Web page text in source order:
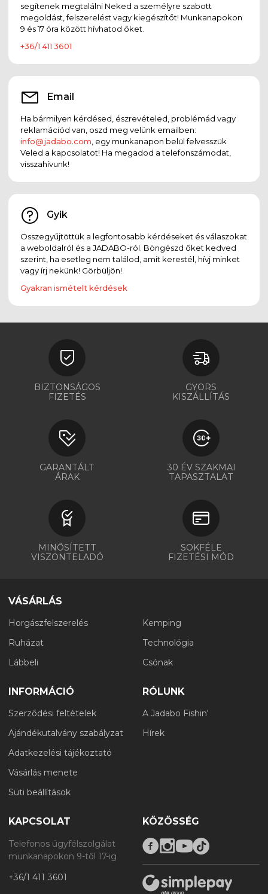
segítenek megtalálni Neked a személyre szabott
megoldást, felszerelést vagy kiegészítőt! Munkanapokon
9 és 17 óra között hívhatod őket.
+36/1 411 3601
Email
Ha bármilyen kérdésed, észrevételed, problémád vagy
reklamációd van, oszd meg velünk emailben:
info@jadabo.com , egy munkanapon belül felvesszük
Veled a kapcsolatot! Ha megadod a telefonszámodat,
visszahívunk!
Gyik
Összegyűjtöttük a legfontosabb kérdéseket és válaszokat
a weboldalról és a JADABO-ról. Böngészd őket kedved
szerint, ha esetleg nem találod, amit kerestél, hívj minket
vagy írj nekünk! Görbüljön!
Gyakran ismételt kérdések
BIZTONSÁGOS
FIZETÉS
GYORS
KISZÁLLÍTÁS
GARANTÁLT
ÁRAK
30 ÉV SZAKMAI
TAPASZTALAT
MINŐSÍTETT
VISZONTELADÓ
SOKFÉLE
FIZETÉSI MÓD
VÁSÁRLÁS
Horgászfelszerelés
Ruházat
Lábbeli
Kemping
Technológia
Csónak
INFORMÁCIÓ
Szerződési feltételek
Ajándékutalvány szabályzat
Adatkezelési tájékoztató
Vásárlás menete
Süti beállítások
RÓLUNK
A Jadabo Fishin'
Hírek
KAPCSOLAT
Telefonos ügyfélszolgálat
munkanapokon 9-től 17-ig
+36/1 411 3601
KÖZÖSSÉG